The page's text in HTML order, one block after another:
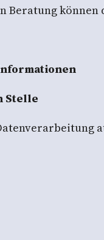
Beratung
Stelle